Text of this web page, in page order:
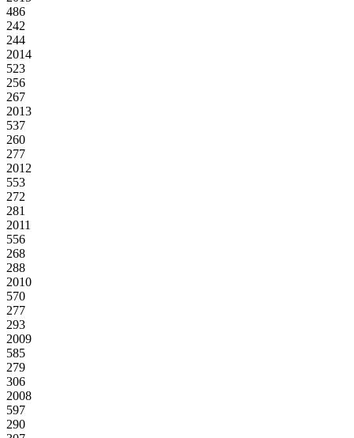
486
242
244
2014
523
256
267
2013
537
260
277
2012
553
272
281
2011
556
268
288
2010
570
277
293
2009
585
279
306
2008
597
290